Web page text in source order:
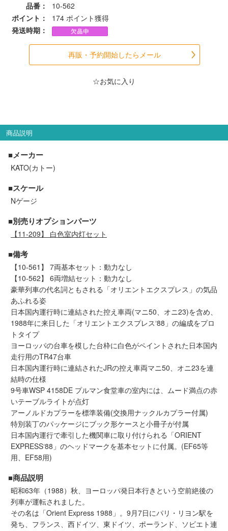
お役立ち情報
商品レビュー
LINEお友達登録
ヘルプページ
お問い合せ
ログイン/マイページ
お気に入りリスト
新規会員登録
会員ランクについて
会社概要
レビューについて
© 2026 Mid Japan, Inc.
品番：
10-562
ポイント：
174 ポイント獲得
発送時期：
再販・予約開始したらメール
☆お気に入り
商品説明
■メーカー
KATO(カトー)
■スケール
Nゲージ
■別売りオプションパーツ
【11-209】 白色室内灯セット
■備考
【10-561】 7両基本セット：動力なし
【10-562】 6両増結セット：動力なし
豪華列車の代名詞ともされる「オリエントエクスプレス」の気品
あふれる姿
日本国内運行時に連結された控え車両(マニ50、オニ23)を含め、
1988年に来日した「オリエントエクスプレス‘88」の編成をプロ
トタイプ
ヨーロッパの台車を模した台枠に白色がペイントされた日本国内
走行用のTR47台車
日本国内運行時に連結されたJRの控え車両マニ50、オニ23を連
結時の仕様
9号車WSP 4158DE プルマン食堂車の室内には、ムード満点の赤
いテーブルライトが点灯
アーノルドカプラーを標準装備(交換用ナックルカプラー付属)
特別装丁のパッケージにブック形ケースと小冊子が付属
日本国内運行で牽引した機関車に取り付けられる「ORIENT
EXPRESS‘88」のヘッドマークを基本セットに付属。(EF65等
用、EF58用)
■商品説明
昭和63年（1988）秋、ヨーロッパ発日本行きという空前絶後の
列車が運転されました。
その名は「Orient Express 1988」。9月7日にパリ・リヨン駅を
発ち、フランス、西ドイツ、東ドイツ、ポーランド、ソビエト連